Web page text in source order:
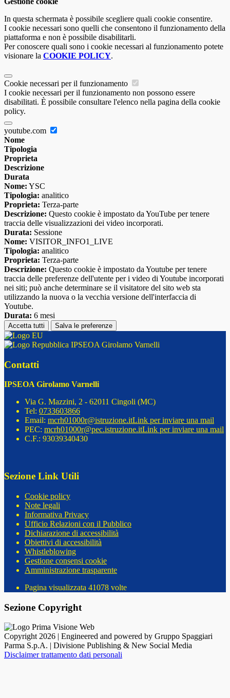
In questa schermata è possibile scegliere quali cookie consentire.
I cookie necessari sono quelli che consentono il funzionamento della
piattaforma e non è possibile disabilitarli.
Per conoscere quali sono i cookie necessari al funzionamento potete
visionare la COOKIE POLICY.
Cookie necessari per il funzionamento
I cookie necessari per il funzionamento non possono essere
disabilitati. È possibile consultare l'elenco nella pagina della cookie
policy.
youtube.com
Nome
Tipologia
Proprieta
Descrizione
Durata
Nome: YSC
Tipologia: analitico
Proprieta: Terza-parte
Descrizione: Questo cookie è impostato da YouTube per tenere
traccia delle visualizzazioni dei video incorporati.
Durata: Sessione
Nome: VISITOR_INFO1_LIVE
Tipologia: analitico
Proprieta: Terza-parte
Descrizione: Questo cookie è impostato da Youtube per tenere
traccia delle preferenze dell'utente per i video di Youtube incorporati
nei siti; può anche determinare se il visitatore del sito web sta
utilizzando la nuova o la vecchia versione dell'interfaccia di
Youtube.
Durata: 6 mesi
Accetta tutti Salva le preferenze
IPSEOA Girolamo Varnelli
Contatti
IPSEOA Girolamo Varnelli
Via G. Mazzini, 2 - 62011 Cingoli (MC)
Tel: 0733603866
Email: mcrh01000r@istruzione.itLink per inviare una mail
PEC: mcrh01000r@pec.istruzione.itLink per inviare una mail
C.F.: 93039340430
Sezione Link Utili
Cookie policy
Note legali
Informativa Privacy
Ufficio Relazioni con il Pubblico
Dichiarazione di accessibilità
Obiettivi di accessibilità
Whistleblowing
Gestione consensi cookie
Amministrazione trasparente
Pagina visualizzata 41078 volte
Sezione Copyright
Copyright 2026 | Engineered and powered by Gruppo Spaggiari
Parma S.p.A. | Divisione Publishing & New Social Media
Disclaimer trattamento dati personali